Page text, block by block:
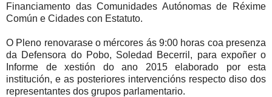
Financiamento das Comunidades Autónomas de Réxime
Común e Cidades con Estatuto.
O Pleno renovarase o mércores ás 9:00 horas coa presenza
da Defensora do Pobo, Soledad Becerril, para expoñer o
Informe de xestión do ano 2015 elaborado por esta
institución, e as posteriores intervencións respecto diso dos
representantes dos grupos parlamentario.